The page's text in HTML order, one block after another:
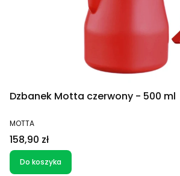
Dzbanek Motta czerwony - 500 ml
PRODUCENT
MOTTA
Cena
158,90 zł
Do koszyka